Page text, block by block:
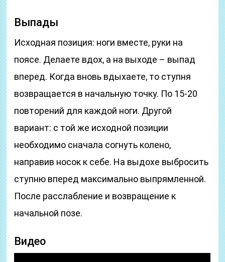
Выпады
Исходная позиция: ноги вместе, руки на
поясе. Делаете вдох, а на выходе – выпад
вперед. Когда вновь вдыхаете, то ступня
возвращается в начальную точку. По 15-20
повторений для каждой ноги. Другой
вариант: с той же исходной позиции
необходимо сначала согнуть колено,
направив носок к себе. На выдохе выбросить
ступню вперед максимально выпрямленной.
После расслабление и возвращение к
начальной позе.
Видео